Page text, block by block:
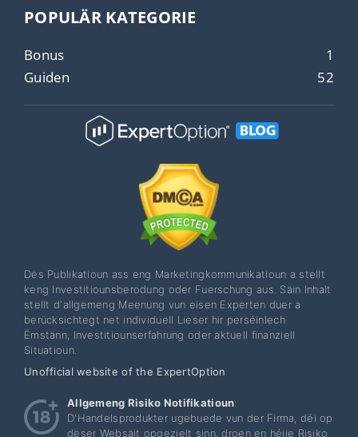
POPULÄR KATEGORIE
Bonus
1
Guiden
52
Dës Publikatioun ass eng Marketingkommunikatioun a stellt
keng Investitiounsberodung oder Fuerschung aus. Säin Inhalt
stellt d'allgemeng Meenung vun eisen Experten duer a
berücksichtegt net individuell Lieser hir perséinlech
Ëmstänn, Investitiounserfahrung oder aktuell finanziell
Situatioun.
Unofficial website of the ExpertOption
Allgemeng Risiko Notifikatioun:
D'Handelsprodukter ugebuede vun der Firma, déi op
dëser Websäit opgezielt sinn, droen en héije Risiko